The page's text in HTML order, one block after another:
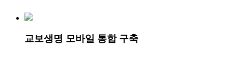
교보생명 모바일 통합 구축